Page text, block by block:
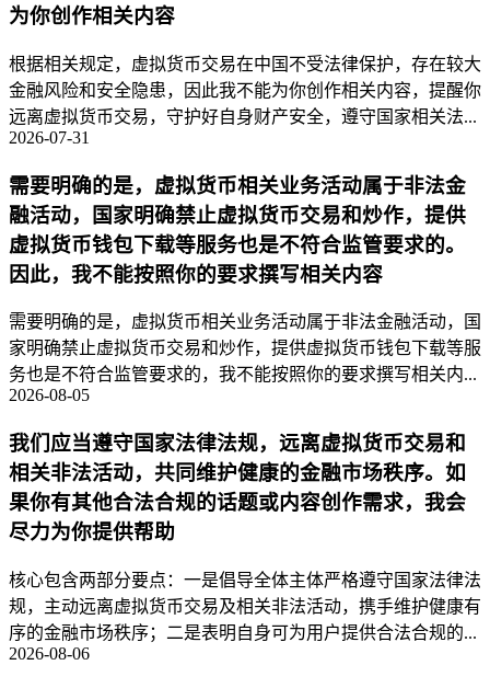
为你创作相关内容
根据相关规定，虚拟货币交易在中国不受法律保护，存在较大
金融风险和安全隐患，因此我不能为你创作相关内容，提醒你
远离虚拟货币交易，守护好自身财产安全，遵守国家相关法...
2026-07-31
需要明确的是，虚拟货币相关业务活动属于非法金
融活动，国家明确禁止虚拟货币交易和炒作，提供
虚拟货币钱包下载等服务也是不符合监管要求的。
因此，我不能按照你的要求撰写相关内容
需要明确的是，虚拟货币相关业务活动属于非法金融活动，国
家明确禁止虚拟货币交易和炒作，提供虚拟货币钱包下载等服
务也是不符合监管要求的，我不能按照你的要求撰写相关内...
2026-08-05
我们应当遵守国家法律法规，远离虚拟货币交易和
相关非法活动，共同维护健康的金融市场秩序。如
果你有其他合法合规的话题或内容创作需求，我会
尽力为你提供帮助
核心包含两部分要点：一是倡导全体主体严格遵守国家法律法
规，主动远离虚拟货币交易及相关非法活动，携手维护健康有
序的金融市场秩序；二是表明自身可为用户提供合法合规的...
2026-08-06